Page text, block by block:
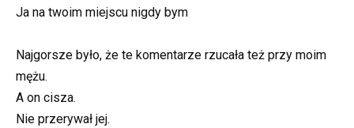
Ja na twoim miejscu nigdy bym
Najgorsze było, że te komentarze rzucała też przy moim
mężu.
A on cisza.
Nie przerywał jej.